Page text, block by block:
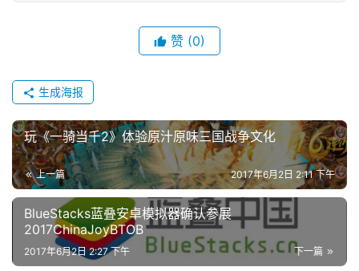
赞 (0)
生成海报
玩《一骑当千2》体验原汁原味三国战争文化
上一篇 2017年6月2日 2:11 下午
BlueStacks蓝叠安卓模拟器确认参展
2017ChinaJoyBTOB
下一篇
2017年6月2日 2:27 下午